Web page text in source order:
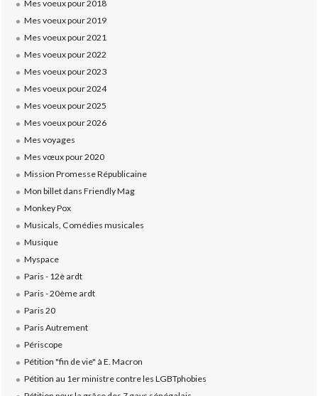
Mes voeux pour 2018
Mes voeux pour 2019
Mes voeux pour 2021
Mes voeux pour 2022
Mes voeux pour 2023
Mes voeux pour 2024
Mes voeux pour 2025
Mes voeux pour 2026
Mes voyages
Mes vœux pour 2020
Mission Promesse Républicaine
Mon billet dans Friendly Mag
Monkey Pox
Musicals, Comédies musicales
Musique
Myspace
Paris - 12è ardt
Paris - 20ème ardt
Paris 20
Paris Autrement
Périscope
Pétition "fin de vie" à E. Macron
Pétition au 1er ministre contre les LGBTphobies